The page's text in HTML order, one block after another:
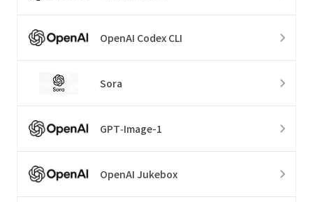
OpenAI Codex CLI
Sora
GPT‑Image-1
OpenAI Jukebox